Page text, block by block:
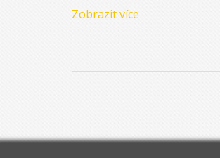
poznávací znamení, že jste
Zobrazit více